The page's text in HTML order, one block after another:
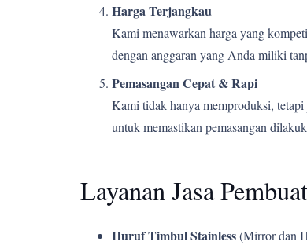
Harga Terjangkau
Kami menawarkan harga yang
dengan anggaran yang Anda miliki
Pemasangan Cepat & Rapi
Kami tidak hanya memproduksi,
untuk memastikan pemasangan
Layanan Jasa
Huruf Timbul Stainless(Mirror dan